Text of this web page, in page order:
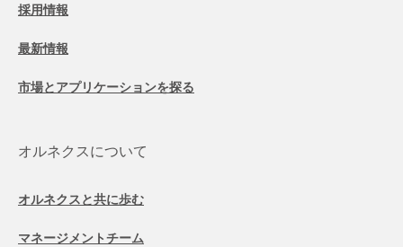
採用情報
最新情報
市場とアプリケーションを探る
オルネクスについて
オルネクスと共に歩む
マネージメントチーム